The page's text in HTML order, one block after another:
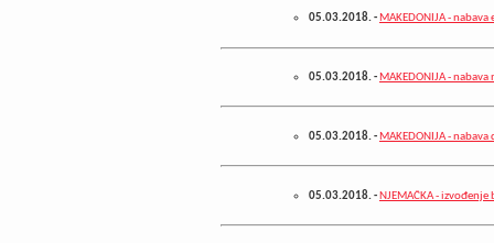
05.03.2018.- MAKEDONIJA -
05.03.2018.- MAKEDONIJA -
05.03.2018.- MAKEDONIJA -
05.03.2018.- NJEMAČKA -